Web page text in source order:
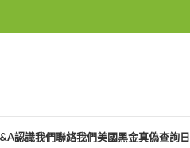
認識我們聯絡我們美國黑金真偽查詢